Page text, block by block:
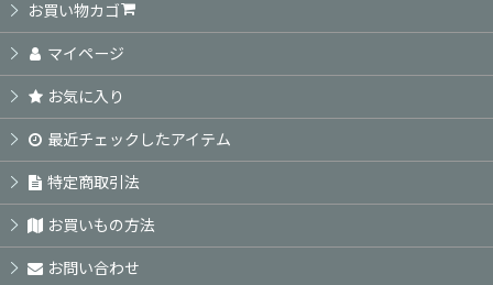
お買い物カゴ
マイページ
お気に入り
最近チェックしたアイテム
特定商取引法
お買いもの方法
お問い合わせ